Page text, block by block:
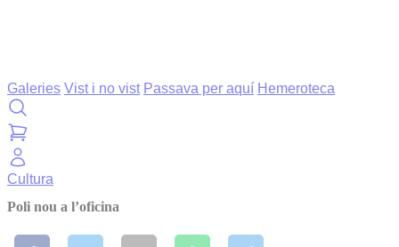
Galeries Vist i no vist Passava per aquí Hemeroteca
Cultura
Poli nou a l’oficina